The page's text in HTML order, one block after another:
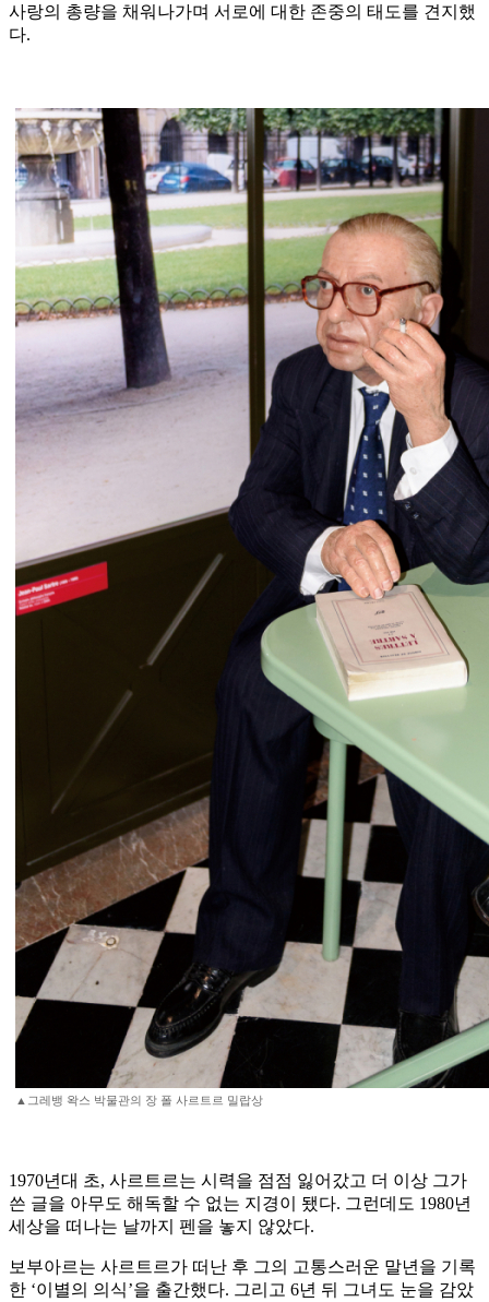
사랑의 총량을 채워나가며 서로에 대한 존중의 태도를 견지했
다.
▲그레뱅 왁스 박물관의 장 폴 사르트르 밀랍상
1970년대 초, 사르트르는 시력을 점점 잃어갔고 더 이상 그가
쓴 글을 아무도 해독할 수 없는 지경이 됐다. 그런데도 1980년
세상을 떠나는 날까지 펜을 놓지 않았다.
보부아르는 사르트르가 떠난 후 그의 고통스러운 말년을 기록
한 ‘이별의 의식’을 출간했다. 그리고 6년 뒤 그녀도 눈을 감았